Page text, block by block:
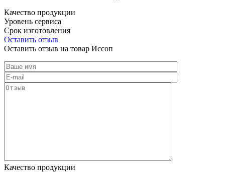
Качество продукции
Уровень сервиса
Срок изготовления
Оставить отзыв
Оставить отзыв на товар Иссоп
Качество продукции